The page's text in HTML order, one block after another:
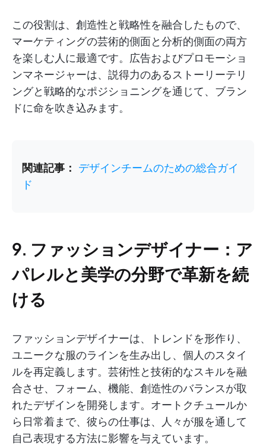
この役割は、創造性と戦略性を融合したもので、
マーケティングの芸術的側面と分析的側面の両方
を楽しむ人に最適です。広告およびプロモーショ
ンマネージャーは、説得力のあるストーリーテリ
ングと戦略的なポジショニングを通じて、ブラン
ドに命を吹き込みます。
関連記事：
デザインチームのための総合ガイ
ド
9. ファッションデザイナー：ア
パレルと美学の分野で革新を続
ける
ファッションデザイナーは、トレンドを形作り、
ユニークな服のラインを生み出し、個人のスタイ
ルを再定義します。芸術性と技術的なスキルを融
合させ、フォーム、機能、創造性のバランスが取
れたデザインを開発します。オートクチュールか
ら日常着まで、彼らの仕事は、人々が服を通して
自己表現する方法に影響を与えています。